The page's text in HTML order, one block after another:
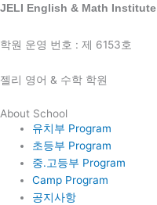
JELI English & Math Institute
학원 운영 번호 : 제 6153호
젤리 영어 & 수학 학원
About School
유치부 Program
초등부 Program
중.고등부 Program
Camp Program
공지사항